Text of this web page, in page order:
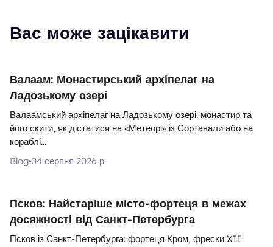
Вас може зацікавити
Валаам: Монастирський архіпелаг на
Ладозькому озері
Валаамський архіпелаг на Ладозькому озері: монастир та
його скити, як дістатися на «Метеорі» із Сортавали або на
кораблі...
Blog 04 серпня 2026 р.
Псков: Найстаріше місто-фортеця в межах
досяжності від Санкт-Петербурга
Псков із Санкт-Петербурга: фортеця Кром, фрески XII